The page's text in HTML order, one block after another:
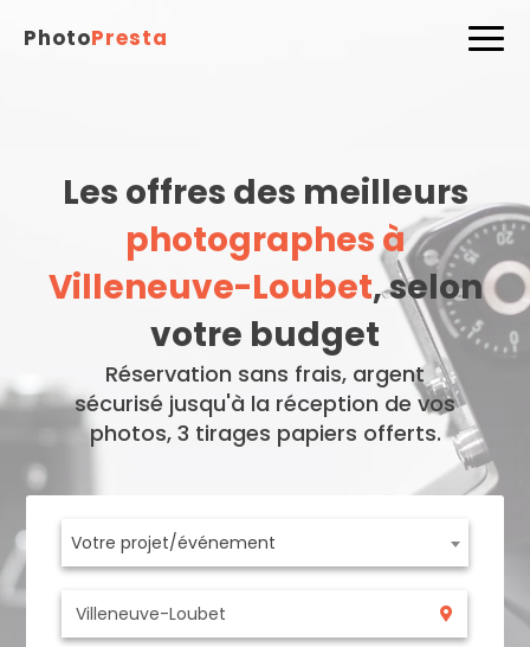
PhotoPresta
Les offres des meilleurs
photographes à
Villeneuve-Loubet, selon
votre budget
Réservation sans frais, argent
sécurisé jusqu'à la réception de vos
photos, 3 tirages papiers offerts.
Votre projet/événement